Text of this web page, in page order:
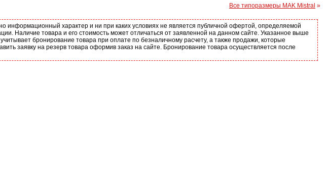
Все типоразмеры MAK Mistral »
информационный характер и ни при каких условиях не является публичной офертой, определяемой
Наличие товара и его стоимость может отличаться от заявленной на данном сайте. Указанное выше
бронирование товара при оплате по безналичному расчету, а также продажи, которые
заявку на резерв товара оформив заказ на сайте. Бронирование товара осуществляется после